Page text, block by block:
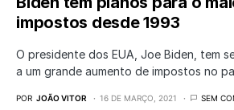
impostos desde 1993
O presidente dos EUA, Joe Biden, tem
a um grande aumento de impostos no
POR JOÃO VITOR 16 DE MARÇO, 2021 SEM